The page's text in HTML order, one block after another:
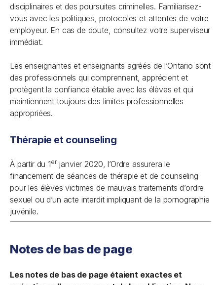
disciplinaires et des poursuites criminelles. Familiarisez-
vous avec les politiques, protocoles et attentes de votre
employeur. En cas de doute, consultez votre superviseur
immédiat.
Les enseignantes et enseignants agréés de l’Ontario sont
des professionnels qui comprennent, apprécient et
protègent la confiance établie avec les élèves et qui
maintiennent toujours des limites professionnelles
appropriées.
Thérapie et counseling
À partir du 1erjanvier 2020, l’Ordre assurera le
financement de séances de thérapie et de counseling
pour les élèves victimes de mauvais traitements d’ordre
sexuel ou d’un acte interdit impliquant de la pornographie
juvénile.
Notes de bas de page
Les notes de bas de page étaient exactes et